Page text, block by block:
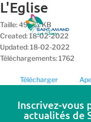
L'Eglise
Taille: 491.81 KB
Created: 18-02-2022
Updated: 18-02-2022
Téléchargements: 1762
Télécharger
Inscrivez-vous
actualités de